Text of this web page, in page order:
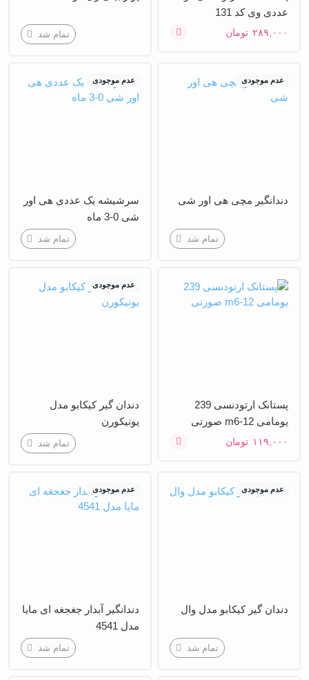
عددی وی کد 131
۲۸۹,۰۰۰ تومان تمام شد
عدم موجودی
دندانگیر مچی هی اور شی
تمام شد
عدم موجودی
سرشیشه یک عددی هی اور
شی 0-3 ماه
تمام شد
پستانک ارتودنسی 239
یومامی m6-12 صورتی
۱۱۹,۰۰۰ تومان
عدم موجودی
دندان گیر کیکابو مدل
یونیکورن
تمام شد
عدم موجودی
دندان گیر کیکابو مدل وال
تمام شد
عدم موجودی
دندانگیر آبدار جغجغه ای مایا
مدل 4541
تمام شد